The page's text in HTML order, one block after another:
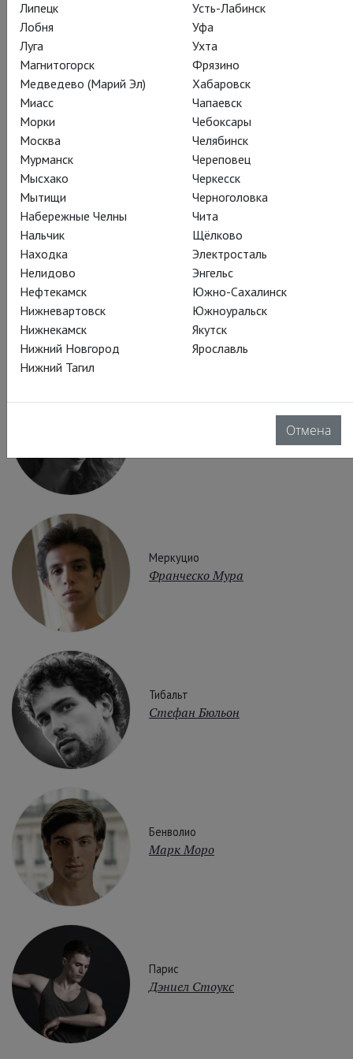
Подписаться на рассылку
СОСТАВ О СПЕКТАКЛЕ
КАДРЫ
ТЕАТР
Действующие лица и исполнители
Матиас Хейманн
Меркуцио
Франческо Мура
Тибальт
Стефан Бюльон
Бенволио
Марк Моро
Парис
Дэниел Стоукс
Липецк
Лобня
Луга
Магнитогорск
Медведево (Марий Эл)
Миасс
Морки
Москва
Мурманск
Мысхако
Мытищи
Набережные Челны
Нальчик
Находка
Нелидово
Нефтекамск
Нижневартовск
Нижнекамск
Нижний Новгород
Нижний Тагил
Усть-Лабинск
Уфа
Ухта
Фрязино
Хабаровск
Чапаевск
Чебоксары
Челябинск
Череповец
Черкесск
Черноголовка
Чита
Щёлково
Электросталь
Энгельс
Южно-Сахалинск
Южноуральск
Якутск
Ярославль
Отмена